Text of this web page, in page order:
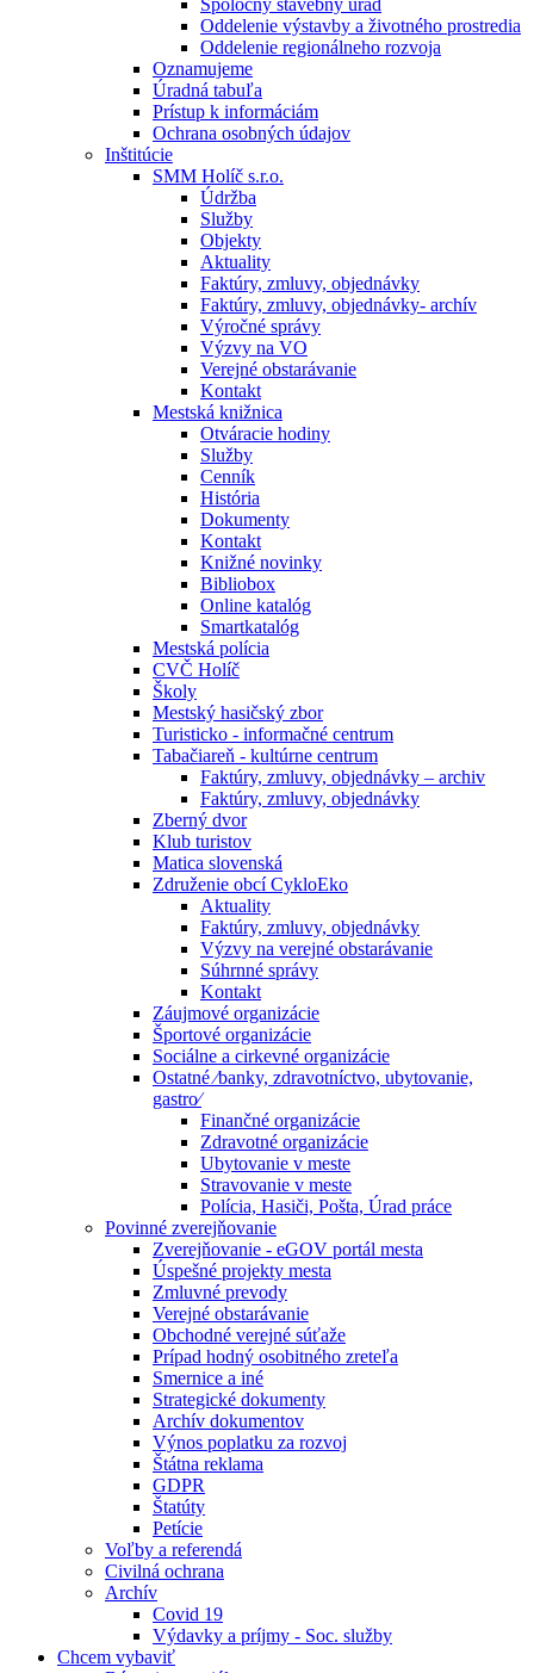
Spoločný stavebný úrad
Oddelenie výstavby a životného prostredia
Oddelenie regionálneho rozvoja
Oznamujeme
Úradná tabuľa
Prístup k informáciám
Ochrana osobných údajov
Inštitúcie
SMM Holíč s.r.o.
Údržba
Služby
Objekty
Aktuality
Faktúry, zmluvy, objednávky
Faktúry, zmluvy, objednávky- archív
Výročné správy
Výzvy na VO
Verejné obstarávanie
Kontakt
Mestská knižnica
Otváracie hodiny
Služby
Cenník
História
Dokumenty
Kontakt
Knižné novinky
Bibliobox
Online katalóg
Smartkatalóg
Mestská polícia
CVČ Holíč
Školy
Mestský hasičský zbor
Turisticko - informačné centrum
Tabačiareň - kultúrne centrum
Faktúry, zmluvy, objednávky – archiv
Faktúry, zmluvy, objednávky
Zberný dvor
Klub turistov
Matica slovenská
Združenie obcí CykloEko
Aktuality
Faktúry, zmluvy, objednávky
Výzvy na verejné obstarávanie
Súhrnné správy
Kontakt
Záujmové organizácie
Športové organizácie
Sociálne a cirkevné organizácie
Ostatné ⁄banky, zdravotníctvo, ubytovanie,
gastro⁄
Finančné organizácie
Zdravotné organizácie
Ubytovanie v meste
Stravovanie v meste
Polícia, Hasiči, Pošta, Úrad práce
Povinné zverejňovanie
Zverejňovanie - eGOV portál mesta
Úspešné projekty mesta
Zmluvné prevody
Verejné obstarávanie
Obchodné verejné súťaže
Prípad hodný osobitného zreteľa
Smernice a iné
Strategické dokumenty
Archív dokumentov
Výnos poplatku za rozvoj
Štátna reklama
GDPR
Štatúty
Petície
Voľby a referendá
Civilná ochrana
Archív
Covid 19
Výdavky a príjmy - Soc. služby
Chcem vybaviť